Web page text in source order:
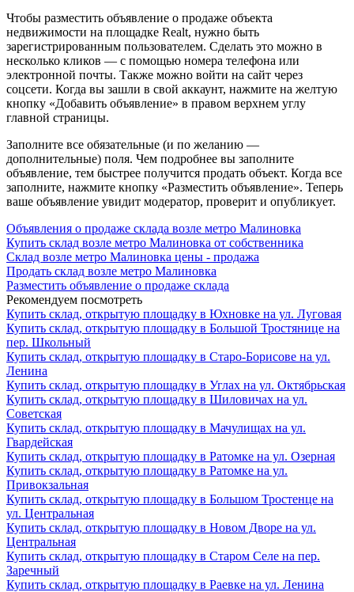
Чтобы разместить объявление о продаже объекта
недвижимости на площадке Realt, нужно быть
зарегистрированным пользователем. Сделать это можно в
несколько кликов — с помощью номера телефона или
электронной почты. Также можно войти на сайт через
соцсети. Когда вы зашли в свой аккаунт, нажмите на желтую
кнопку «Добавить объявление» в правом верхнем углу
главной страницы.
Заполните все обязательные (и по желанию —
дополнительные) поля. Чем подробнее вы заполните
объявление, тем быстрее получится продать объект. Когда все
заполните, нажмите кнопку «Разместить объявление». Теперь
ваше объявление увидит модератор, проверит и опубликует.
Объявления о продаже склада возле метро Малиновка
Купить склад возле метро Малиновка от собственника
Склад возле метро Малиновка цены - продажа
Продать склад возле метро Малиновка
Разместить объявление о продаже склада
Рекомендуем посмотреть
Купить склад, открытую площадку в Юхновке на ул. Луговая
Купить склад, открытую площадку в Большой Тростянице на
пер. Школьный
Купить склад, открытую площадку в Старо-Борисове на ул.
Ленина
Купить склад, открытую площадку в Углах на ул. Октябрьская
Купить склад, открытую площадку в Шиловичах на ул.
Советская
Купить склад, открытую площадку в Мачулищах на ул.
Гвардейская
Купить склад, открытую площадку в Ратомке на ул. Озерная
Купить склад, открытую площадку в Ратомке на ул.
Привокзальная
Купить склад, открытую площадку в Большом Тростенце на
ул. Центральная
Купить склад, открытую площадку в Новом Дворе на ул.
Центральная
Купить склад, открытую площадку в Старом Селе на пер.
Заречный
Купить склад, открытую площадку в Раевке на ул. Ленина